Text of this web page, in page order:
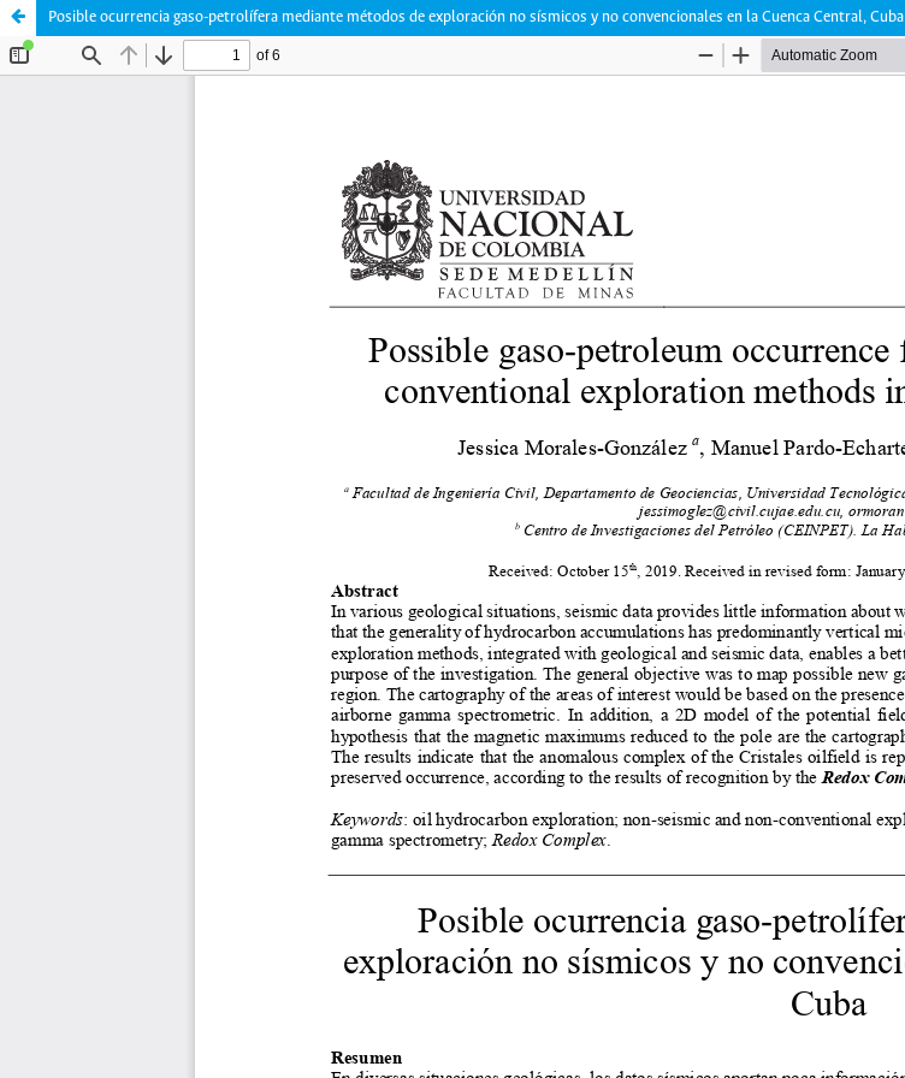
Posible ocurrencia gaso-petrolífera mediante métodos de exploración no sísmicos y no convencionales en la Cuenca Central, Cuba